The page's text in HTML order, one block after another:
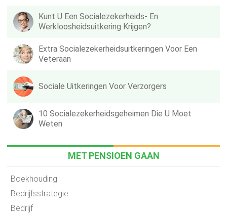
Kunt U Een Socialezekerheids- En
Werkloosheidsuitkering Krijgen?
Extra Socialezekerheidsuitkeringen Voor Een
Veteraan
Sociale Uitkeringen Voor Verzorgers
10 Socialezekerheidsgeheimen Die U Moet
Weten
MET PENSIOEN GAAN
Boekhouding
Bedrijfsstrategie
Bedrijf